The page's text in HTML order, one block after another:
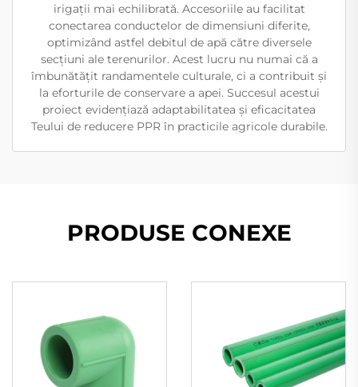
irigații mai echilibrată. Accesoriile au facilitat
conectarea conductelor de dimensiuni diferite,
optimizând astfel debitul de apă către diversele
secțiuni ale terenurilor. Acest lucru nu numai că a
îmbunătățit randamentele culturale, ci a contribuit și
la eforturile de conservare a apei. Succesul acestui
proiect evidențiază adaptabilitatea și eficacitatea
Teului de reducere PPR în practicile agricole durabile.
PRODUSE CONEXE